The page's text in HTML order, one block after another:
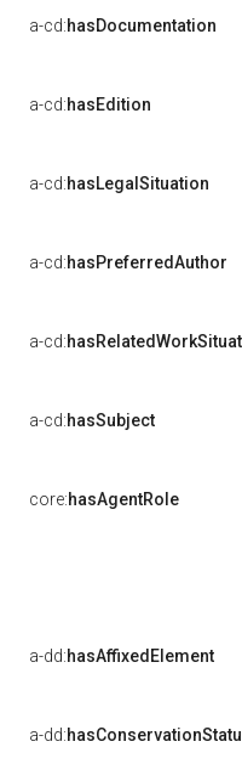
a-cd:hasDocumentation
a-cd:hasEdition
a-cd:hasLegalSituation
a-cd:hasPreferredAuthor
a-cd:
a-cd:hasSubject
core:hasAgentRole
a-dd:hasAffixedElement
a-dd: